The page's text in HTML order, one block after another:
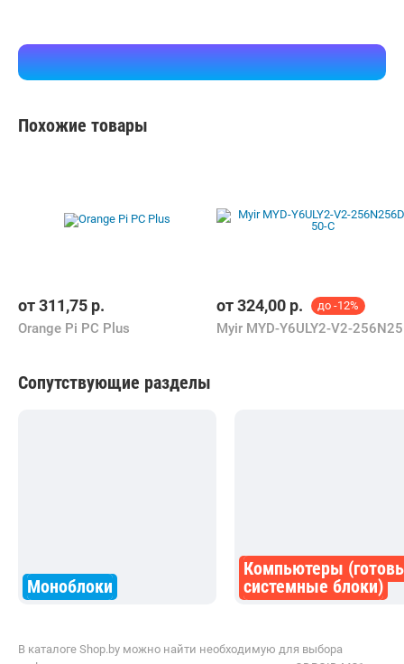
Orange Pi PC Plus
Моноблоки
системные блоки)